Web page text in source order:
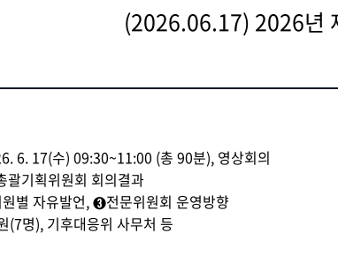
(2026.06.17) 2026년
6. 17(수) 09:30~11:00 (총 90분), 영상회의
기획위원회 회의결과
발언, ➌전문위원회 운영방향
(7명), 기후대응위 사무처 등